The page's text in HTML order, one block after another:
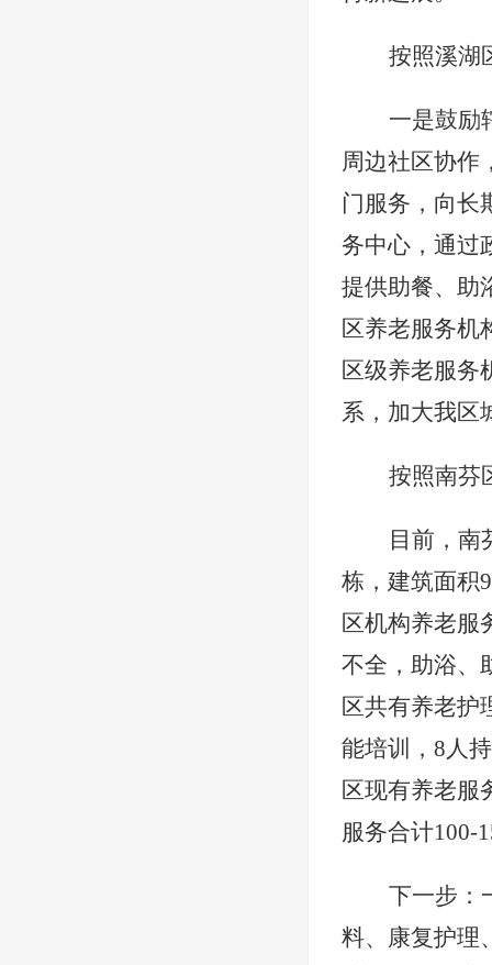
按照溪湖
一是鼓励
周边社区协作
门服务，向长
务中心，通过
提供助餐、助
区养老服务机
区级养老服务
系，加大我区
按照南芬
目前，南
栋，建筑面积
区机构养老服
不全，助浴、
区共有养老护
能培训，8人
区现有养老服
服务合计100-
下一步：
料、康复护理